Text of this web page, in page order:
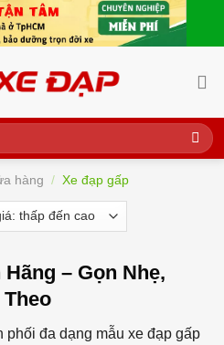
hàng / Xe đạp gấp
– Gọn Nhẹ,
đa dạng mẫu xe đạp gấp